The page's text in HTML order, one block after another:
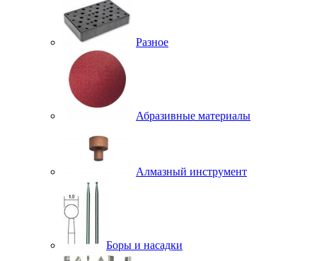
Разное
Абразивные материалы
Алмазный инструмент
Боры и насадки